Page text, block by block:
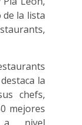
la lista
la
chefs,
mejores